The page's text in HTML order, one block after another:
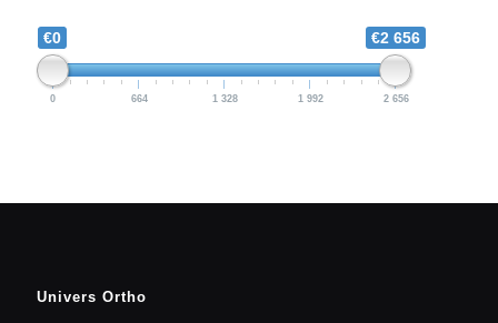
€0 €2 656
0 664 1 328 1 992 2 656
Univers Ortho